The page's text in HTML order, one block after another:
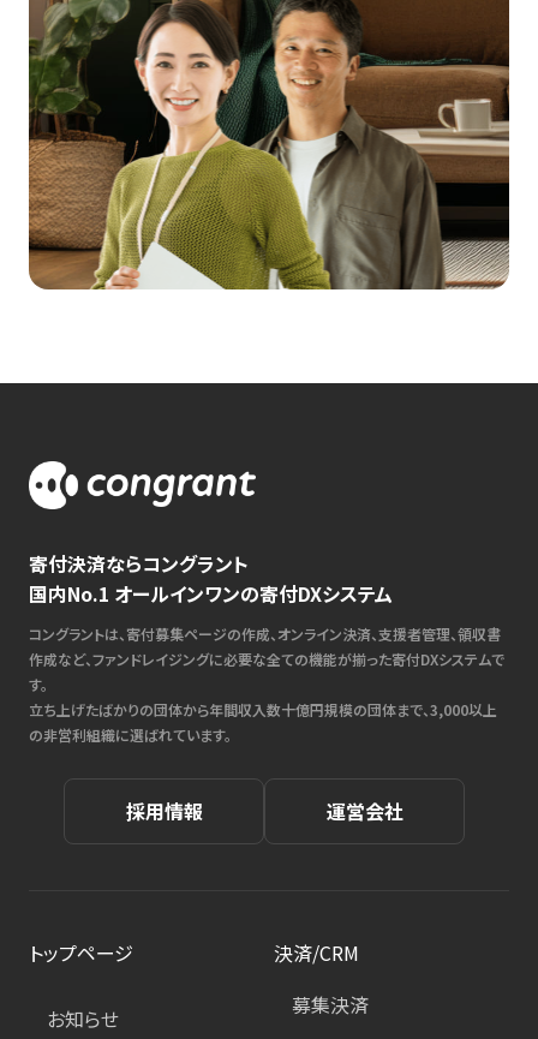
寄付決済ならコングラント
国内No.1 オールインワンの寄付DXシステム
コングラントは、寄付募集ページの作成、オンライン決済、支援者管理、領収書
作成など、ファンドレイジングに必要な全ての機能が揃った寄付DXシステムで
す。
立ち上げたばかりの団体から年間収入数十億円規模の団体まで、3,000以上
の非営利組織に選ばれています。
採用情報 運営会社
トップページ
お知らせ
決済/CRM
募集決済